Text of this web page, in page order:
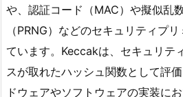
や、認証コード（MAC）や擬似乱
（PRNG）などのセキュリティプ
ています。Keccakは、セキュリテ
スが取れたハッシュ関数として評
ドウェアやソフトウェアの実装に